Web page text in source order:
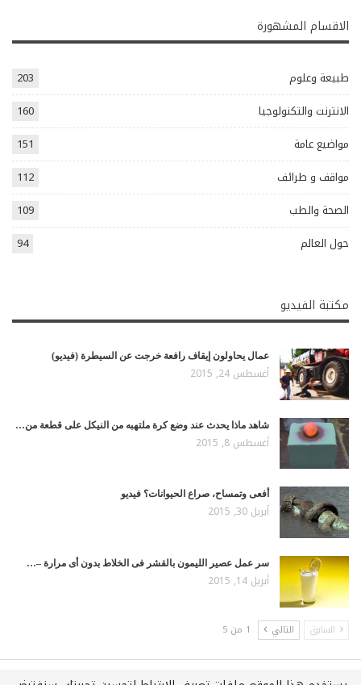
الاقسام المشهورة
طبيعة وعلوم
203
الانترنت والتكنولوجيا
160
مواضيع عامة
151
مواقف و طرائف
112
الصحة والطب
109
حول العالم
94
مكتبة الفيديو
عمال يحاولون إيقاف رافعة خرجت عن السيطرة (فيديو)
أغسطس 24, 2015
شاهد ماذا يحدث عند وضع كرة ملتهبه من النيكل على قطعة من…
أغسطس 8, 2015
أفعى وتمساح، صراع الحيوانات؟ فيديو
أبريل 30, 2015
سر عمل عصير الليمون بالقشر فى الخلاط بدون أى مرارة –…
أبريل 14, 2015
السابق التالي 1 من 5